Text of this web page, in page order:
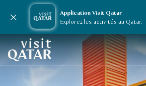
Application Visit Qatar
Explorez les activités au Qatar.
Fermer la notification
Page d’accueil de Visit Qatar